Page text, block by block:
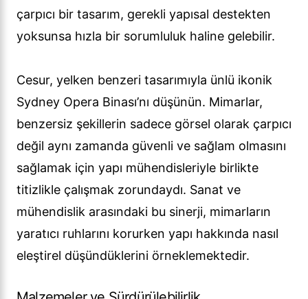
çarpıcı bir tasarım, gerekli yapısal destekten
yoksunsa hızla bir sorumluluk haline gelebilir.
Cesur, yelken benzeri tasarımıyla ünlü ikonik
Sydney Opera Binası’nı düşünün. Mimarlar,
benzersiz şekillerin sadece görsel olarak çarpıcı
değil aynı zamanda güvenli ve sağlam olmasını
sağlamak için yapı mühendisleriyle birlikte
titizlikle çalışmak zorundaydı. Sanat ve
mühendislik arasındaki bu sinerji, mimarların
yaratıcı ruhlarını korurken yapı hakkında nasıl
eleştirel düşündüklerini örneklemektedir.